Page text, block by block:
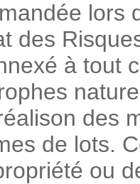
lors
des
à tout
des
de lots.
ou